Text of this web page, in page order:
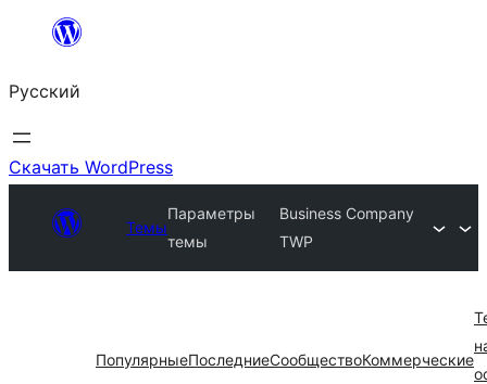
Перейти
содержимому
Русский
Скачать WordPress
Темы
Параметры
темы
Business Company
TWP
ПопулярныеПоследниеСообществоКоммерческие